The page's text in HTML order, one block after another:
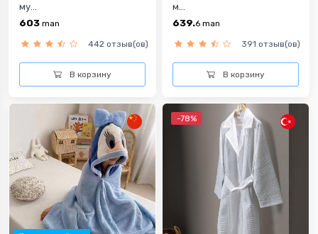
му...
603 man
442 отзыв(ов)
В корзину
м...
639.6 man
391 отзыв(ов)
В корзину
-78%